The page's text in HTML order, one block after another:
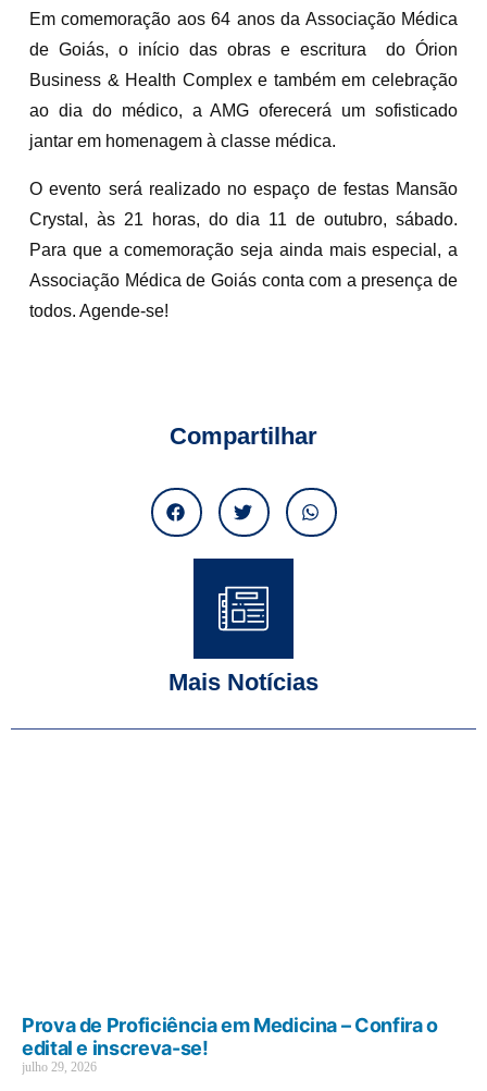
Em comemoração aos 64 anos da Associação Médica
de Goiás, o início das obras e escritura do Órion
Business & Health Complex e também em celebração
ao dia do médico, a AMG oferecerá um sofisticado
jantar em homenagem à classe médica.
O evento será realizado no espaço de festas Mansão
Crystal, às 21 horas, do dia 11 de outubro, sábado.
Para que a comemoração seja ainda mais especial, a
Associação Médica de Goiás conta com a presença de
todos. Agende-se!
Compartilhar
Mais Notícias
Prova de Proficiência em Medicina – Confira o
edital e inscreva-se!
julho 29, 2026